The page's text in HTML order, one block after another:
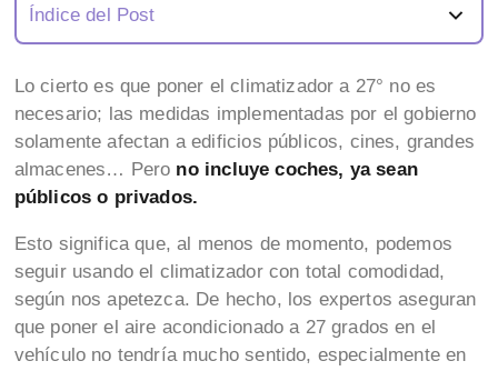
Índice del Post
Lo cierto es que poner el climatizador a 27° no es
necesario; las medidas implementadas por el gobierno
solamente afectan a edificios públicos, cines, grandes
almacenes… Pero no incluye coches, ya sean
públicos o privados.
Esto significa que, al menos de momento, podemos
seguir usando el climatizador con total comodidad,
según nos apetezca. De hecho, los expertos aseguran
que poner el aire acondicionado a 27 grados en el
vehículo no tendría mucho sentido, especialmente en